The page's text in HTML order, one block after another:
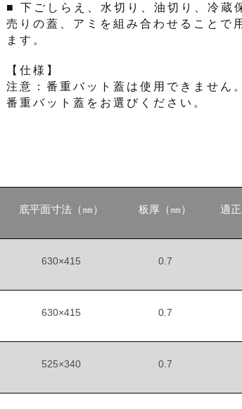
■ 下ごしらえ、水切り、油切り、冷蔵
売りの蓋、アミを組み合わせることで
ます。
【仕様】
注意：番重バット蓋は使用できません
番重バット蓋をお選びください。
底平面寸法（㎜） 板厚（㎜） 適正
630×415 0.7
630×415 0.7
525×340 0.7